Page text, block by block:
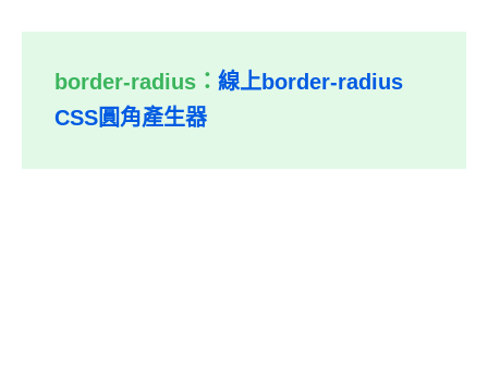
border-radius： 線上border-radius
CSS圓角產生器